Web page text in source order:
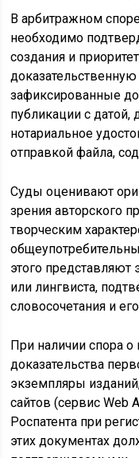
В арбитражном
необходимо
создания и
зафиксированные
публикации с датой,
нотариальное
отправкой файла,
Суды оценивают
зрения авторского
творческим
этого представляют
или лингвиста,
словосочетания и
При наличии спора о
доказательства
экземпляры
сайтов (сервис Web
Роспатента при
этих документах